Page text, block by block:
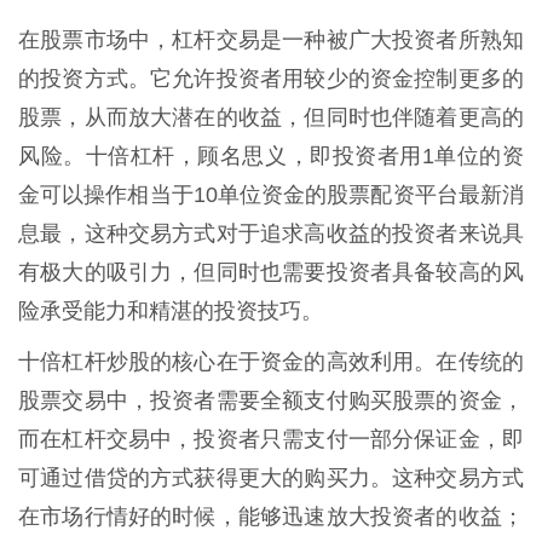
在股票市场中，杠杆交易是一种被广大投资者所熟知
的投资方式。它允许投资者用较少的资金控制更多的
股票，从而放大潜在的收益，但同时也伴随着更高的
风险。十倍杠杆，顾名思义，即投资者用1单位的资
金可以操作相当于10单位资金的股票配资平台最新消
息最，这种交易方式对于追求高收益的投资者来说具
有极大的吸引力，但同时也需要投资者具备较高的风
险承受能力和精湛的投资技巧。
十倍杠杆炒股的核心在于资金的高效利用。在传统的
股票交易中，投资者需要全额支付购买股票的资金，
而在杠杆交易中，投资者只需支付一部分保证金，即
可通过借贷的方式获得更大的购买力。这种交易方式
在市场行情好的时候，能够迅速放大投资者的收益；